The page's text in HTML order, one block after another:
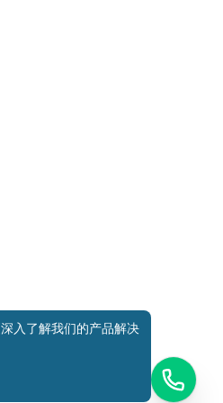
电话咨询
入了解我们的产品解决